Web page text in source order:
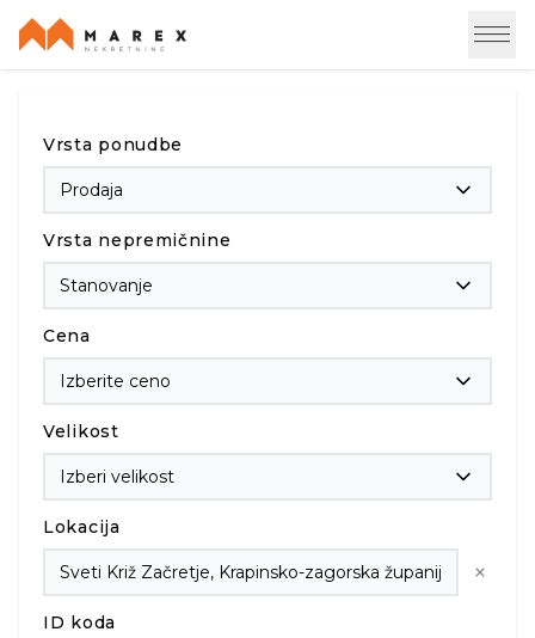
Vrsta ponudbe
Prodaja
Vrsta nepremičnine
Stanovanje
Cena
Izberite ceno
Velikost
Izberi velikost
Lokacija
ID koda